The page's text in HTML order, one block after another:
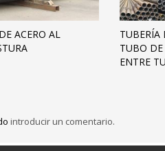
ACERO AL
TUBERÍA
TUBO DE
ENTRE
introducir un comentario.